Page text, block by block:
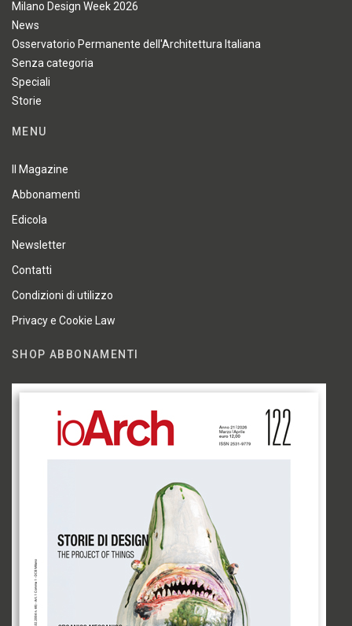
Milano Design Week 2026
News
Osservatorio Permanente dell'Architettura Italiana
Senza categoria
Speciali
Storie
MENU
Il Magazine
Abbonamenti
Edicola
Newsletter
Contatti
Condizioni di utilizzo
Privacy e Cookie Law
SHOP ABBONAMENTI